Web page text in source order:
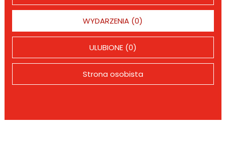
WYDARZENIA (0)
ULUBIONE (0)
Strona osobista